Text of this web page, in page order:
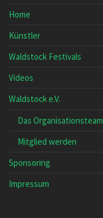
Home
Künstler
Waldstock Festivals
Videos
Waldstock e.V.
Das Organisationsteam
Mitglied werden
Sponsoring
Impressum